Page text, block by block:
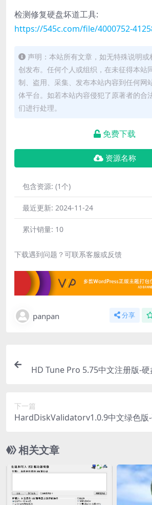
检测修复硬盘坏道工具:
https://545c.com/file/4000752-
声明：本站所有文章，如无特殊说明
创发布。任何个人或组织，在未征得本站
制、盗用、采集、发布本站内容到任何网
体平台。如若本站内容侵犯了原著者的合
们进行处理。
免费下载
资源名称
包含资源: (1个)
最近更新: 2024-11-24
累计销量: 10
下载遇到问题？可联系客服或反馈
panpan 分享
HD Tune Pro 5.75中文注册版-硬
下一篇
HardDiskValidatorv1.0.9中文绿色版
相关文章